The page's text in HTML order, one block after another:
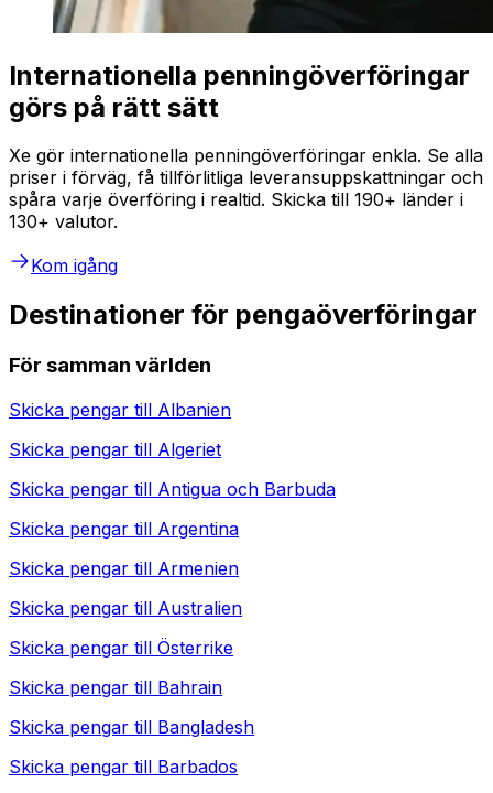
Internationella penningöverföringar
görs på rätt sätt
Xe gör internationella penningöverföringar enkla. Se alla
priser i förväg, få tillförlitliga leveransuppskattningar och
spåra varje överföring i realtid. Skicka till 190+ länder i
130+ valutor.
Kom igång
Destinationer för pengaöverföringar
För samman världen
Skicka pengar till Albanien
Skicka pengar till Algeriet
Skicka pengar till Antigua och Barbuda
Skicka pengar till Argentina
Skicka pengar till Armenien
Skicka pengar till Australien
Skicka pengar till Österrike
Skicka pengar till Bahrain
Skicka pengar till Bangladesh
Skicka pengar till Barbados